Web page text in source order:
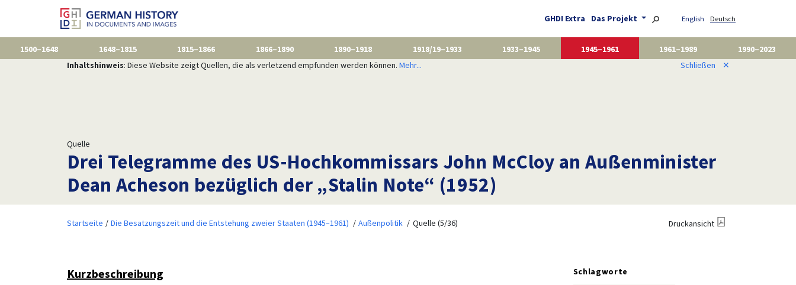
GHDI Extra Das Projekt English Deutsch
1500–1648 1648–1815 1815–1866 1866–1890 1890–1918 1918/19–1933 1933–1945 1945–1961 1961–1989
1990–2023
Inhaltshinweis: Diese Website zeigt Quellen, die als verletzend empfunden werden können. Mehr... Schließen ✕
Quelle
Drei Telegramme des US-Hochkommissars John McCloy an Außenminister
Dean Acheson bezüglich der „Stalin Note“ (1952)
Startseite Die Besatzungszeit und die Entstehung zweier Staaten (1945–1961) Außenpolitik Quelle (5/36) Druckansicht
Kurzbeschreibung
Schlagworte